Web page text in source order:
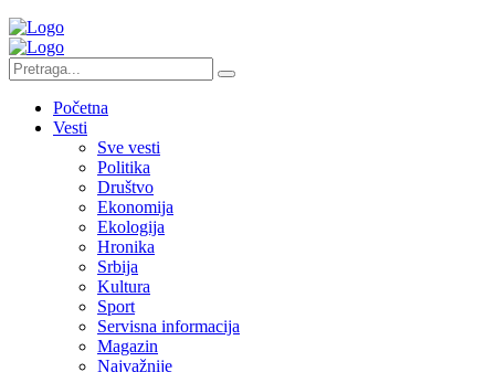
Početna
Vesti
Sve vesti
Politika
Društvo
Ekonomija
Ekologija
Hronika
Srbija
Kultura
Sport
Servisna informacija
Magazin
Najvažnije